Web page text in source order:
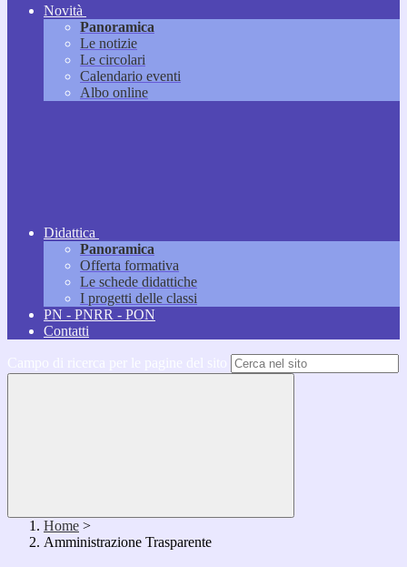
Novità
Panoramica
Le notizie
Le circolari
Calendario eventi
Albo online
Didattica
Panoramica
Offerta formativa
Le schede didattiche
I progetti delle classi
PN - PNRR - PON
Contatti
Home >
Amministrazione Trasparente